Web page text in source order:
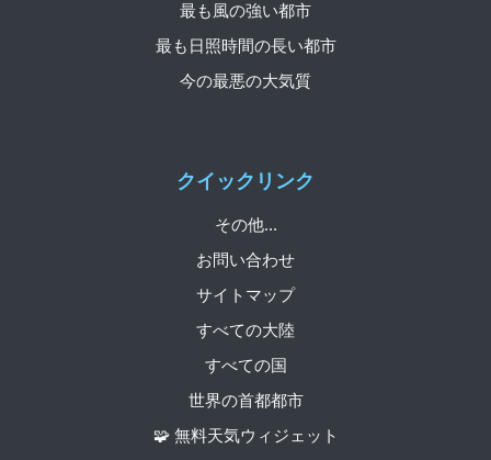
クイックリンク
その他...
お問い合わせ
サイトマップ
すべての大陸
すべての国
世界の首都都市
🧩 無料天気ウィジェット
最も風の強い都市
最も日照時間の長い都市
今の最悪の大気質